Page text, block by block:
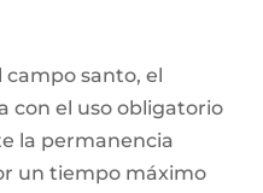
campo santo, el
con el uso obligatorio
la permanencia
un tiempo máximo